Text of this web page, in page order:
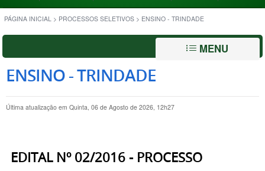
PÁGINA INICIAL > PROCESSOS SELETIVOS > ENSINO - TRINDADE
MENU
ENSINO - TRINDADE
Última atualização em Quinta, 06 de Agosto de 2026, 12h27
EDITAL Nº 02/2016 - PROCESSO